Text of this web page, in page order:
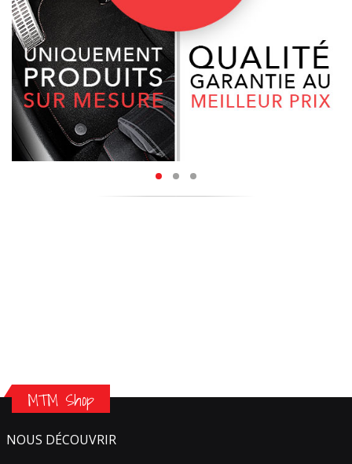
MTM Shop
NOUS DÉCOUVRIR